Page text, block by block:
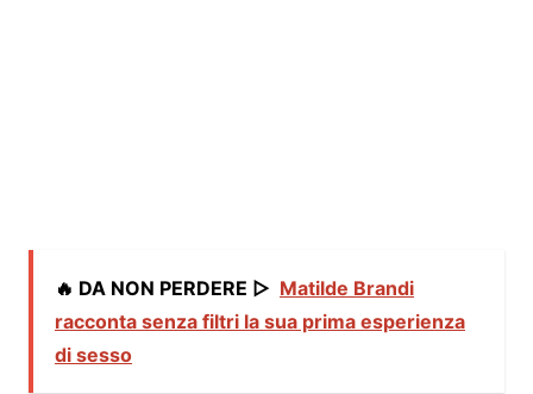
🔥 DA NON PERDERE ▷ Matilde Brandi
racconta senza filtri la sua prima esperienza
di sesso